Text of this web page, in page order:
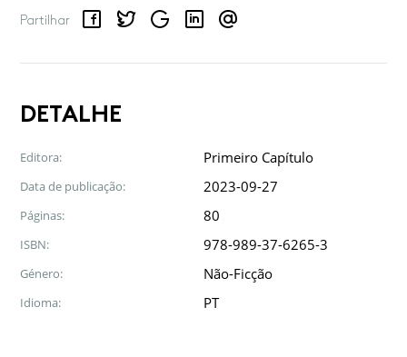
Partilhar
FacebookTwitterGoogle LinkedInEmail
DETALHE
Editora: Primeiro Capítulo
Data de publicação: 2023-09-27
Páginas: 80
ISBN: 978-989-37-6265-3
Género: Não-Ficção
Idioma: PT